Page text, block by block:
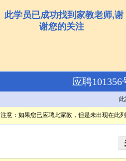
此学员已成功找到家教老师,谢
谢您的关注
应聘
注意：如果您已应聘此家教，但是未出现在此